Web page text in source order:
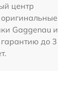
центр
Gaggenau и
гарантию до 3